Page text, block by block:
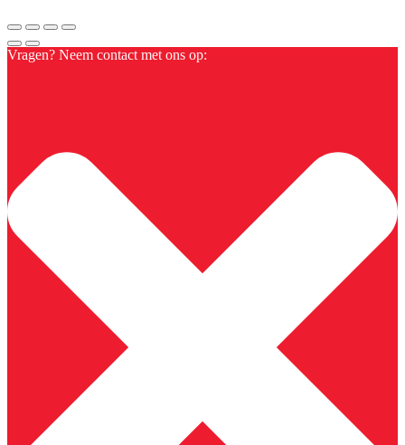
Vragen? Neem contact met ons op: